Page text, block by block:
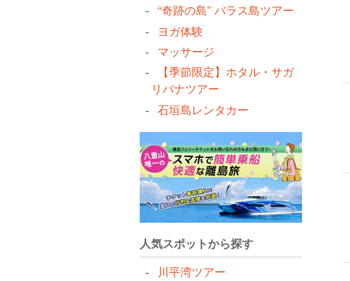
“奇跡の島” バラス島ツアー
ヨガ体験
マッサージ
【季節限定】ホタル・サガ
リバナツアー
石垣島レンタカー
人気スポットから探す
川平湾ツアー